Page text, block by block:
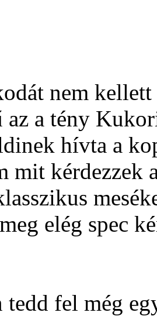
nem
az a tény
hívta a
mit kérdezzek
elég spec
tedd fel még